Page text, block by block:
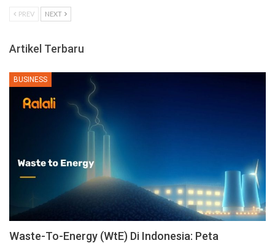
PREV NEXT
Artikel Terbaru
BUSINESS
Waste-To-Energy (WtE) Di Indonesia: Peta